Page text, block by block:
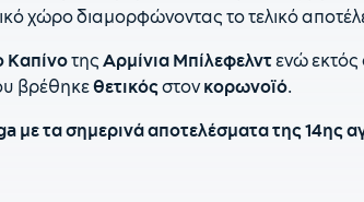
χώρο διαμορφώνοντας το τελικό
Καπίνοτης Αρμίνια Μπίλεφελντ ενώ εκτός
βρέθηκεθετικόςστονκορωνοϊό.
με τα σημερινά αποτελέσματα της 14ης